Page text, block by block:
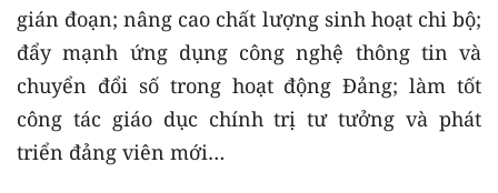
gián đoạn; nâng cao chất lượng sinh hoạt chi bộ;
đẩy mạnh ứng dụng công nghệ thông tin và
chuyển đổi số trong hoạt động Đảng; làm tốt
công tác giáo dục chính trị tư tưởng và phát
triển đảng viên mới…